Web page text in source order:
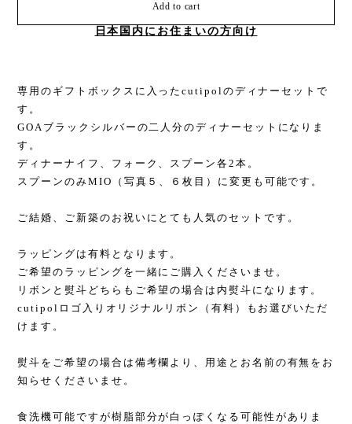
Add to cart
日本国内にお住まいの方向け
専用のギフトボックスに入ったcutipolのディナーセットで
す。
GOAブラックシルバーの二人分のディナーセットになりま
す。
ディナーナイフ、フォーク、スプーン各2本。
スプーンのみMIO（写真５、６枚目）に変更も可能です。
ご結婚、ご新築のお祝いにとても人気のセットです。
ラッピングは有料となります。
ご希望のラッピングを一緒にご購入くださいませ。
リボンと熨斗どちらもご希望の場合は内熨斗になります。
cutipolロゴ入りオリジナルリボン（有料）もお選びいただ
けます。
熨斗をご希望の場合は備考欄より、用途とお名前の有無をお
知らせくださいませ。
食洗機可能ですが樹脂部分が白っぽくなる可能性がありま